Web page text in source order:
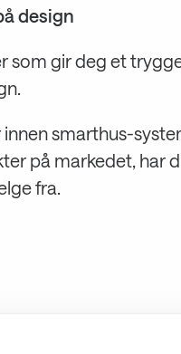
design
som gir deg et
smarthus-
på markedet, har
fra.